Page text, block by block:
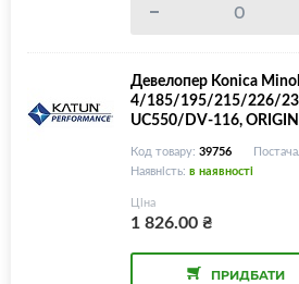
Девелопер Konica
4/185/195/215/226/
UC550/DV-116,
Код товару: 39756
Наявність: в наявності
Ціна
1 826.00₴
ПРИДБАТИ